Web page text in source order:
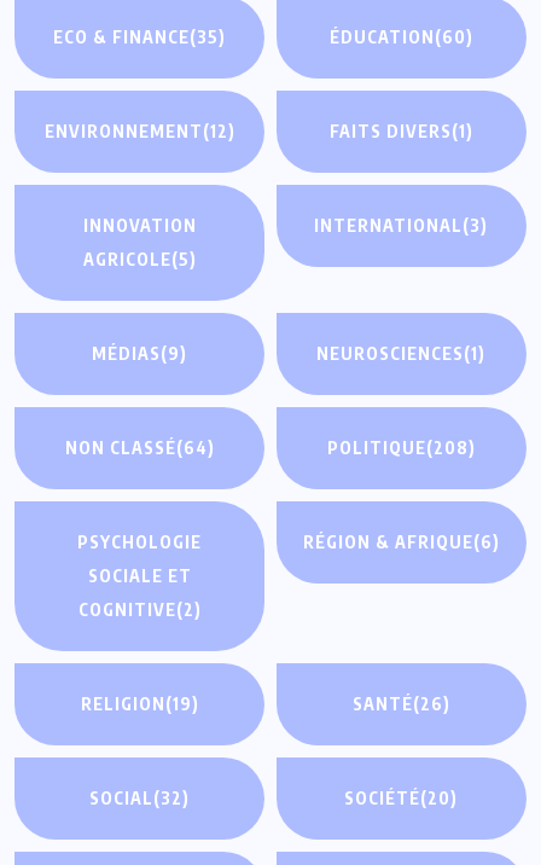
ECO & FINANCE(35) ÉDUCATION(60)
ENVIRONNEMENT(12) FAITS DIVERS(1)
INNOVATION
AGRICOLE(5)
INTERNATIONAL(3)
MÉDIAS(9) NEUROSCIENCES(1)
NON CLASSÉ(64) POLITIQUE(208)
PSYCHOLOGIE
SOCIALE ET
COGNITIVE(2)
RÉGION & AFRIQUE(6)
RELIGION(19) SANTÉ(26)
SOCIAL(32) SOCIÉTÉ(20)